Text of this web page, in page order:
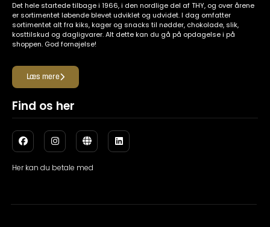
Det hele startede tilbage i 1966, i den nordlige del af THY, og over årene
er sortimentet løbende blevet udviklet og udvidet. I dag omfatter
sortimentet alt fra kiks, kager og snacks til nødder, chokolade, slik,
kosttilskud og dagligvarer. Alt dette kan du gå på opdagelse i på
shoppen. God fornøjelse!
Læs mere
Find os her
Her kan du betale med